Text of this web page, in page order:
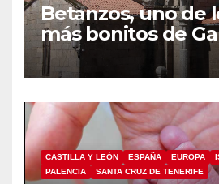
Betanzos, uno de
más bonitos de
CASTILLA Y LEÓN ESPAÑA EUROPA
PALENCIA
SANTA CRUZ DE TENERIFE